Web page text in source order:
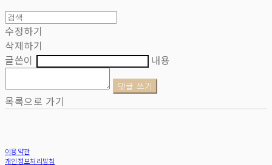
수정하기
삭제하기
글쓴이
내용
댓글 쓰기
목록으로 가기
이용약관
개인정보처리방침